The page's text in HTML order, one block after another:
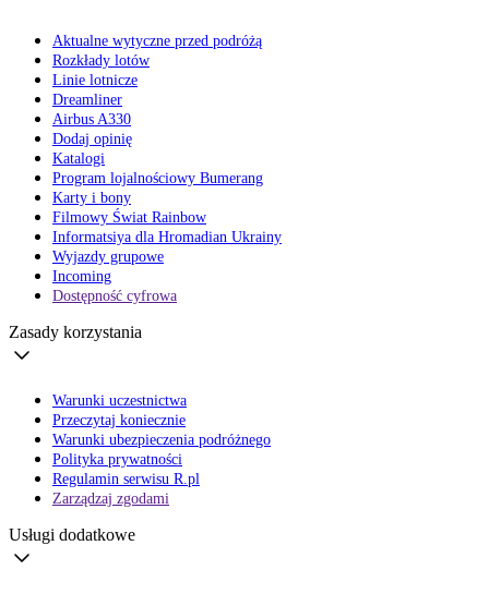
Aktualne wytyczne przed podróżą
Rozkłady lotów
Linie lotnicze
Dreamliner
Airbus A330
Dodaj opinię
Katalogi
Program lojalnościowy Bumerang
Karty i bony
Filmowy Świat Rainbow
Informatsiya dla Hromadian Ukrainy
Wyjazdy grupowe
Incoming
Dostępność cyfrowa
Zasady korzystania
Warunki uczestnictwa
Przeczytaj koniecznie
Warunki ubezpieczenia podróżnego
Polityka prywatności
Regulamin serwisu R.pl
Zarządzaj zgodami
Usługi dodatkowe